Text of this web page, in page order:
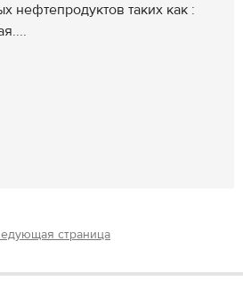
нефтепродуктов таких как :
страница